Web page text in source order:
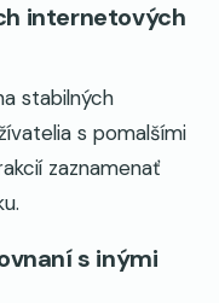
internetových
stabilných
s pomalšími
zaznamenať
s inými